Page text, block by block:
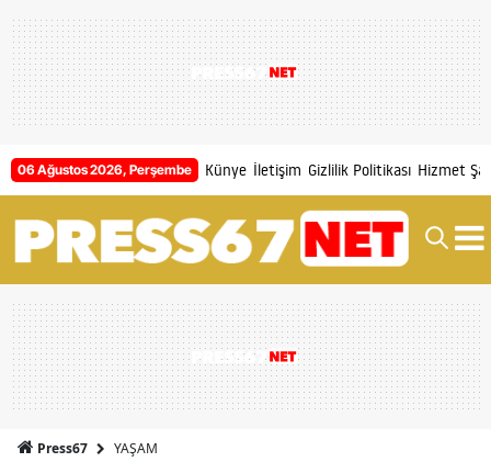
06 Ağustos 2026, Perşembe Künye İletişim Gizlilik Politikası Hizmet
Press67 YAŞAM